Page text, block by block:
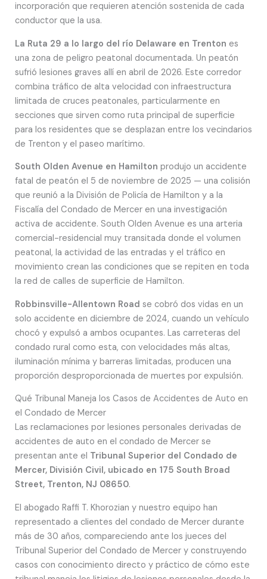
incorporación que requieren atención sostenida de cada
conductor que la usa.
La Ruta 29 a lo largo del río Delaware en Trenton es
una zona de peligro peatonal documentada. Un peatón
sufrió lesiones graves allí en abril de 2026. Este corredor
combina tráfico de alta velocidad con infraestructura
limitada de cruces peatonales, particularmente en
secciones que sirven como ruta principal de superficie
para los residentes que se desplazan entre los vecindarios
de Trenton y el paseo marítimo.
South Olden Avenue en Hamilton produjo un accidente
fatal de peatón el 5 de noviembre de 2025 — una colisión
que reunió a la División de Policía de Hamilton y a la
Fiscalía del Condado de Mercer en una investigación
activa de accidente. South Olden Avenue es una arteria
comercial-residencial muy transitada donde el volumen
peatonal, la actividad de las entradas y el tráfico en
movimiento crean las condiciones que se repiten en toda
la red de calles de superficie de Hamilton.
Robbinsville-Allentown Road se cobró dos vidas en un
solo accidente en diciembre de 2024, cuando un vehículo
chocó y expulsó a ambos ocupantes. Las carreteras del
condado rural como esta, con velocidades más altas,
iluminación mínima y barreras limitadas, producen una
proporción desproporcionada de muertes por expulsión.
Qué Tribunal Maneja los Casos de Accidentes de Auto en
el Condado de Mercer
Las reclamaciones por lesiones personales derivadas de
accidentes de auto en el condado de Mercer se
presentan ante el Tribunal Superior del Condado de
Mercer, División Civil, ubicado en 175 South Broad
Street, Trenton, NJ 08650.
El abogado Raffi T. Khorozian y nuestro equipo han
representado a clientes del condado de Mercer durante
más de 30 años, compareciendo ante los jueces del
Tribunal Superior del Condado de Mercer y construyendo
casos con conocimiento directo y práctico de cómo este